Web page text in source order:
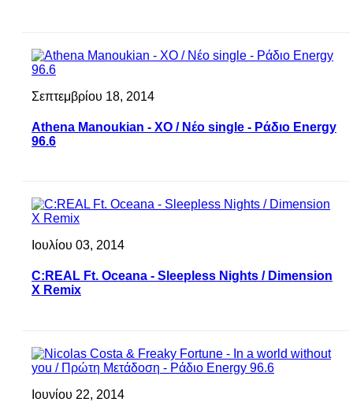
Σεπτεμβρίου 18, 2014
Athena Manoukian - XO / Νέο single - Ράδιο Energy
96.6
Ιουλίου 03, 2014
C:REAL Ft. Oceana - Sleepless Nights / Dimension
X Remix
Ιουνίου 22, 2014